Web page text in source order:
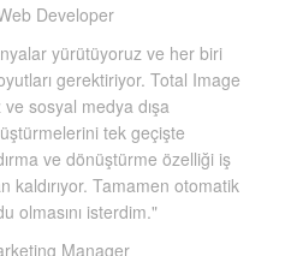
Developer
yürütüyoruz ve her biri
gerektiriyor. Total Image
sosyal medya dışa
tek geçişte
ve dönüştürme özelliği iş
kaldırıyor. Tamamen otomatik
olmasını isterdim."
Manager